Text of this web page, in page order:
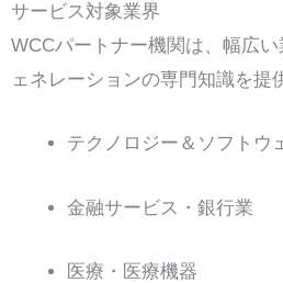
サービス対象業界
WCCパートナー機関は、幅広
ェネレーションの専門知識を提
テクノロジー＆ソフトウ
金融サービス・銀行業
医療・医療機器